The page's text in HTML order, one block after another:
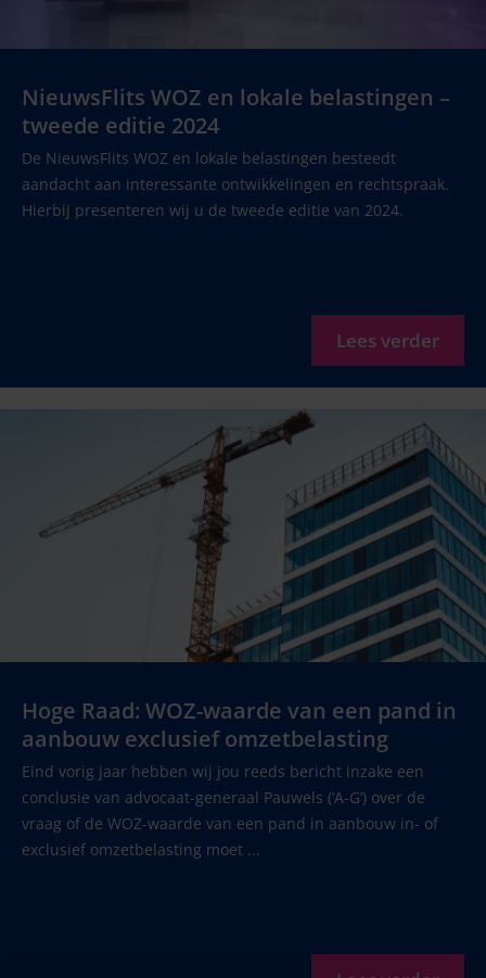
NieuwsFlits WOZ en lokale belastingen –
tweede editie 2024
De NieuwsFlits WOZ en lokale belastingen besteedt
aandacht aan interessante ontwikkelingen en rechtspraak.
Hierbij presenteren wij u de tweede editie van 2024.
Lees verder
Hoge Raad: WOZ-waarde van een pand in
aanbouw exclusief omzetbelasting
Eind vorig jaar hebben wij jou reeds bericht inzake een
conclusie van advocaat-generaal Pauwels (‘A-G’) over de
vraag of de WOZ-waarde van een pand in aanbouw in- of
exclusief omzetbelasting moet ...